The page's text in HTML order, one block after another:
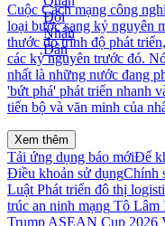
Cuộc Cách mạng công
loại bước sang kỷ nguyên
thước đo trình độ phát
các kỷ nguyên trước đó.
nhất là những nước đang
'bứt phá' phát triển nhanh
tiến bộ và văn minh của
Xem thêm
Tải ứng dụng báo mớiĐể
Điều khoản sử dụngChính
Luật Phát triển đô thị
trúc an ninh mạng Tô Lâm
Trump ASEAN Cup 2026